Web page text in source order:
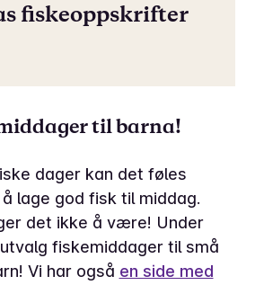
fiskeoppskrifter
til barna!
dager kan det føles
lage god fisk til middag.
det ikke å være! Under
fiskemiddager til små
Vi har også en side med